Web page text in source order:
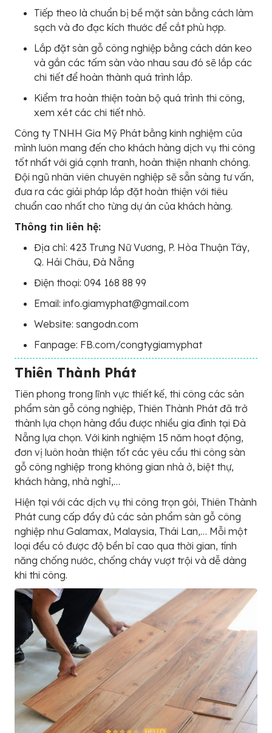
Tiếp theo là chuẩn bị bề mặt sàn bằng cách làm
sạch và đo đạc kích thước để cắt phù hợp.
Lắp đặt sàn gỗ công nghiệp bằng cách dán keo
và gắn các tấm sàn vào nhau sau đó sẽ lắp các
chi tiết để hoàn thành quá trình lắp.
Kiểm tra hoàn thiện toàn bộ quá trình thi công,
xem xét các chi tiết nhỏ.
Công ty TNHH Gia Mỹ Phát bằng kinh nghiệm của
mình luôn mang đến cho khách hàng dịch vụ thi công
tốt nhất với giá cạnh tranh, hoàn thiện nhanh chóng.
Đội ngũ nhân viên chuyên nghiệp sẽ sẵn sàng tư vấn,
đưa ra các giải pháp lắp đặt hoàn thiện với tiêu
chuẩn cao nhất cho từng dự án của khách hàng.
Thông tin liên hệ:
Địa chỉ: 423 Trưng Nữ Vương, P. Hòa Thuận Tây,
Q. Hải Châu, Đà Nẵng
Điện thoại: 094 168 88 99
Email: info.giamyphat@gmail.com
Website: sangodn.com
Fanpage: FB.com/congtygiamyphat
Thiên Thành Phát
Tiên phong trong lĩnh vực thiết kế, thi công các sản
phẩm sàn gỗ công nghiệp, Thiên Thành Phát đã trở
thành lựa chọn hàng đầu được nhiều gia đình tại Đà
Nẵng lựa chọn. Với kinh nghiệm 15 năm hoạt động,
đơn vị luôn hoàn thiện tốt các yêu cầu thi công sàn
gỗ công nghiệp trong không gian nhà ở, biệt thự,
khách hàng, nhà nghỉ,…
Hiện tại với các dịch vụ thi công trọn gói, Thiên Thành
Phát cung cấp đầy đủ các sản phẩm sàn gỗ công
nghiệp như Galamax, Malaysia, Thái Lan,… Mỗi một
loại đều có được độ bền bỉ cao qua thời gian, tính
năng chống nước, chống cháy vượt trội và dễ dàng
khi thi công.